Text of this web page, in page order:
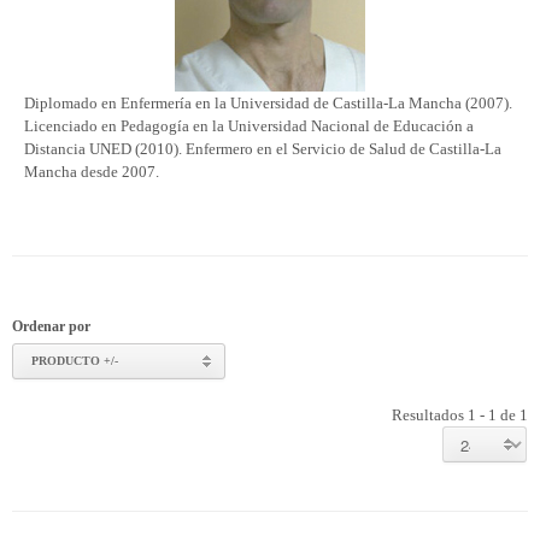
Diplomado en Enfermería en la Universidad de Castilla-La Mancha (2007).
Licenciado en Pedagogía en la Universidad Nacional de Educación a
Distancia UNED (2010). Enfermero en el Servicio de Salud de Castilla-La
Mancha desde 2007.
Ordenar por
PRODUCTO +/-
Resultados 1 - 1 de 1